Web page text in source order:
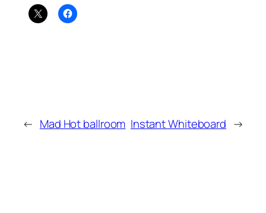
← Mad Hot ballroom Instant Whiteboard →